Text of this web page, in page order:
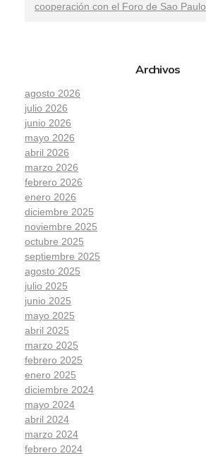
cooperación con el Foro de Sao Paulo
Archivos
agosto 2026
julio 2026
junio 2026
mayo 2026
abril 2026
marzo 2026
febrero 2026
enero 2026
diciembre 2025
noviembre 2025
octubre 2025
septiembre 2025
agosto 2025
julio 2025
junio 2025
mayo 2025
abril 2025
marzo 2025
febrero 2025
enero 2025
diciembre 2024
mayo 2024
abril 2024
marzo 2024
febrero 2024